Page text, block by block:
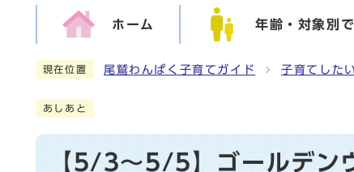
ホーム 年齢・対象別
現在位置 尾鷲わんぱく子育てガイド 子育てした
あしあと
【5/3～5/5】ゴールデン